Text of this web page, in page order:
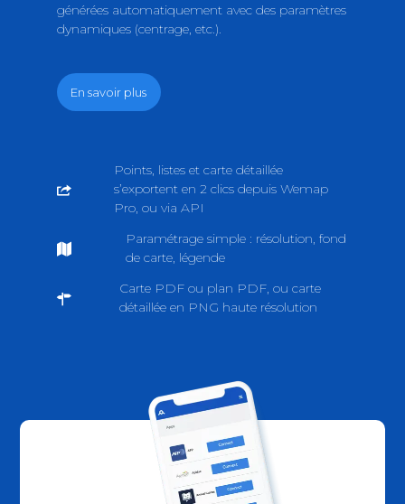
générées automatiquement avec des paramètres
dynamiques (centrage, etc.).
En savoir plus
Points, listes et carte détaillée
s’exportent en 2 clics depuis Wemap
Pro, ou via API
Paramétrage simple : résolution, fond
de carte, légende
Carte PDF ou plan PDF, ou carte
détaillée en PNG haute résolution